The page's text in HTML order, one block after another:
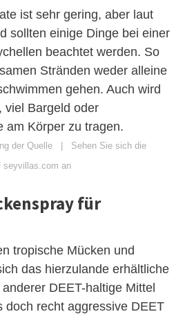
ist sehr gering, aber laut
sollten einige Dinge bei einer
beachtet werden. So
Stränden weder alleine
gehen. Auch wird
viel Bargeld oder
am Körper zu tragen.
der Quelle | Sehen Sie sich die
seyvillas.com an
für
tropische Mücken und
das hierzulande erhältliche
DEET-haltige Mittel
doch recht aggressive DEET